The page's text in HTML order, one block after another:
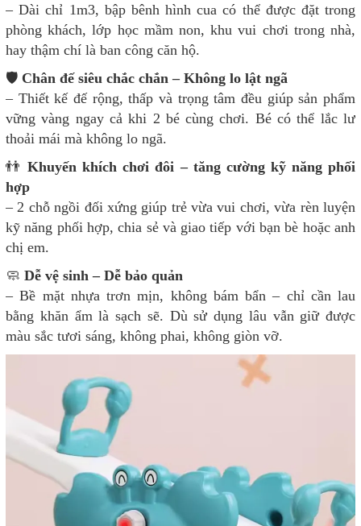
– Dài chỉ 1m3, bập bênh hình cua có thể được đặt trong
phòng khách, lớp học mầm non, khu vui chơi trong nhà,
hay thậm chí là ban công căn hộ.
🛡 Chân đế siêu chắc chắn – Không lo lật ngã
– Thiết kế đế rộng, thấp và trọng tâm đều giúp sản phẩm
vững vàng ngay cả khi 2 bé cùng chơi. Bé có thể lắc lư
thoải mái mà không lo ngã.
👬Khuyến khích chơi đôi – tăng cường kỹ năng phối
hợp
– 2 chỗ ngồi đối xứng giúp trẻ vừa vui chơi, vừa rèn luyện
kỹ năng phối hợp, chia sẻ và giao tiếp với bạn bè hoặc anh
chị em.
🧼 Dễ vệ sinh – Dễ bảo quản
– Bề mặt nhựa trơn mịn, không bám bẩn – chỉ cần lau
bằng khăn ẩm là sạch sẽ. Dù sử dụng lâu vẫn giữ được
màu sắc tươi sáng, không phai, không giòn vỡ.